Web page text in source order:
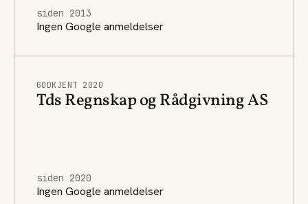
siden 2013
Ingen Google anmeldelser
GODKJENT 2020
Tds Regnskap og Rådgivning AS
siden 2020
Ingen Google anmeldelser